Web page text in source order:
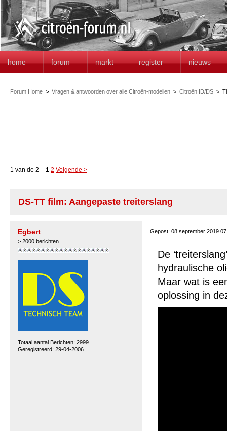
home forum markt register nieuws
Forum Home > Vragen & antwoorden over alle Citroën-modellen > Citroën ID/DS >
1 van de 2 1 2 Volgende >
DS-TT film: Aangepaste treiterslang
Egbert
> 2000 berichten
Totaal aantal Berichten: 2999
Geregistreerd: 29-04-2006
Gepost: 08 september 2019
De
hydraulische
Maar wat is
oplossing in